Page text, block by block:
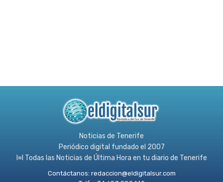
Noticias de Tenerife
Periódico digital fundado el 2007
l≡l Todas las Noticias de Última Hora en tu diario de Tenerife
Contáctanos: redaccion@eldigitalsur.com